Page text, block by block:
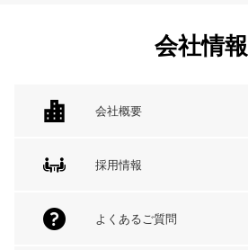
会社情報
会社概要
採用情報
よくあるご質問